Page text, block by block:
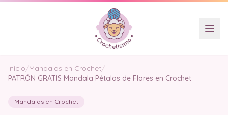
Inicio/Mandalas en Crochet/
PATRÓN GRATIS Mandala Pétalos de Flores en Crochet
Mandalas en Crochet